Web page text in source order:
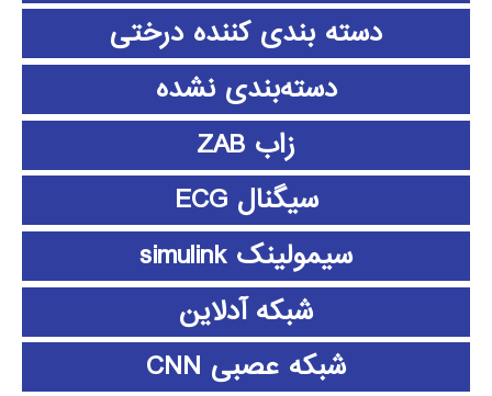
دسته بندی کننده درختی
دسته‌بندی نشده
زاب ZAB
سیگنال ECG
سیمولینک simulink
شبکه آدلاین
شبکه عصبی CNN